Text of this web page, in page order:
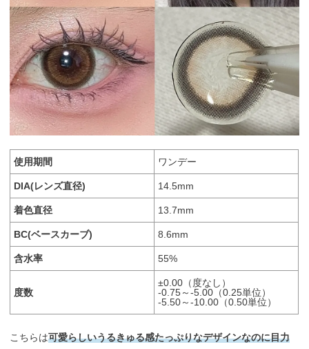
使用期間 ワンデー
DIA(レンズ直径) 14.5mm
着色直径 13.7mm
BC(ベースカーブ) 8.6mm
含水率 55%
度数
±0.00（度なし）
-0.75～-5.00（0.25単位）
-5.50～-10.00（0.50単位）
こちらは可愛らしいうるきゅる感たっぷりなデザインなのに目力